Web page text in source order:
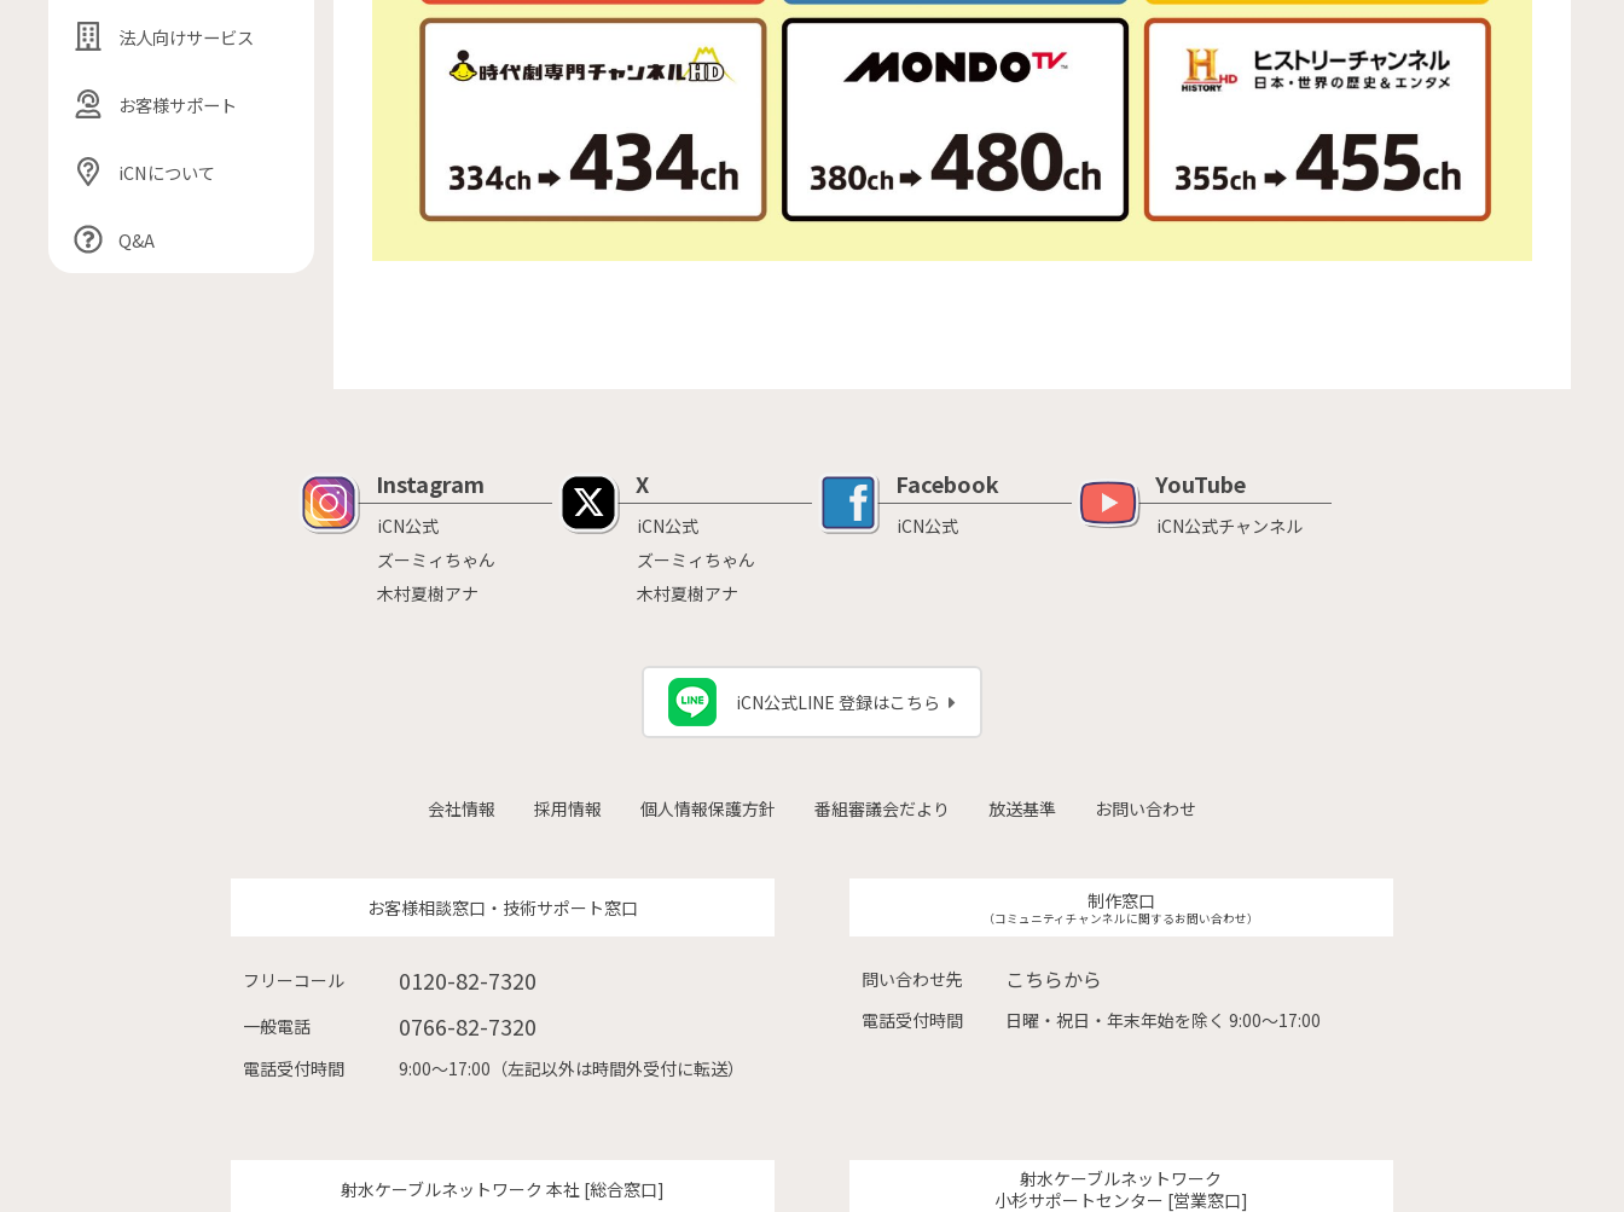
法人向けサービス
お客様サポート
iCNについて
Q&A
Instagram
iCN公式
ズーミィちゃん
木村夏樹アナ
X
iCN公式
ズーミィちゃん
木村夏樹アナ
Facebook
iCN公式
YouTube
iCN公式チャンネル
iCN公式LINE 登録はこちら
会社情報 採用情報 個人情報保護方針 番組審議会だより 放送基準 お問い合わせ
お客様相談窓口・技術サポート窓口
フリーコール 0120-82-7320
一般電話 0766-82-7320
電話受付時間 9:00〜17:00（左記以外は時間外受付に転送）
制作窓口
（コミュニティチャンネルに関するお問い合わせ）
問い合わせ先 こちらから
電話受付時間 日曜・祝日・年末年始を除く 9:00〜17:00
射水ケーブルネットワーク 本社 [総合窓口]
射水ケーブルネットワーク
小杉サポートセンター [営業窓口]